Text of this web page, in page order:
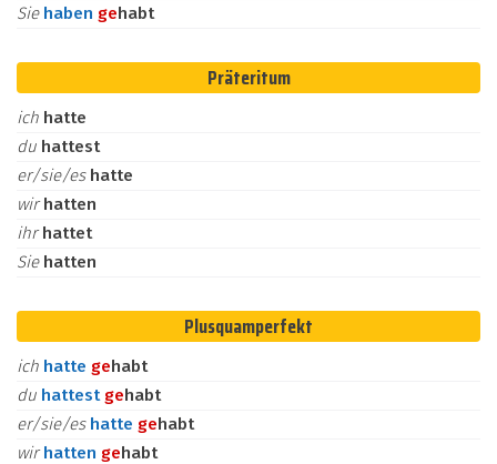
Sie haben gehabt
Präteritum
ich hatte
du hattest
er/sie/es hatte
wirhatten
ihrhattet
Sie hatten
Plusquamperfekt
ich hatte gehabt
du hattest gehabt
er/sie/es hatte gehabt
wirhatten gehabt